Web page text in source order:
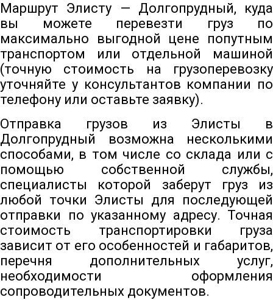
Маршрут Элисту — Долгопрудный, куда
вы можете перевезти груз по
максимально выгодной цене попутным
транспортом или отдельной машиной
(точную стоимость на грузоперевозку
уточняйте у консультантов компании по
телефону или оставьте заявку).
Отправка грузов из Элисты в
Долгопрудный возможна несколькими
способами, в том числе со склада или с
помощью собственной службы,
специалисты которой заберут груз из
любой точки Элисты для последующей
отправки по указанному адресу. Точная
стоимость транспортировки груза
зависит от его особенностей и габаритов,
перечня дополнительных услуг,
необходимости оформления
сопроводительных документов.